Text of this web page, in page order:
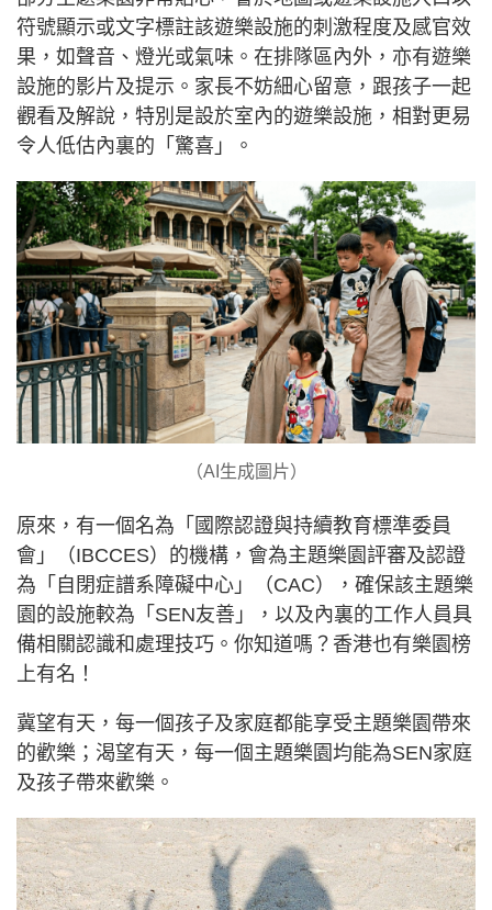
符號顯示或文字標註該遊樂設施的刺激程度及感官效
果，如聲音、燈光或氣味。在排隊區內外，亦有遊樂
設施的影片及提示。家長不妨細心留意，跟孩子一起
觀看及解說，特別是設於室內的遊樂設施，相對更易
令人低估內裏的「驚喜」。
（AI生成圖片）
原來，有一個名為「國際認證與持續教育標準委員
會」（IBCCES）的機構，會為主題樂園評審及認證
為「自閉症譜系障礙中心」（CAC），確保該主題樂
園的設施較為「SEN友善」，以及內裏的工作人員具
備相關認識和處理技巧。你知道嗎？香港也有樂園榜
上有名！
冀望有天，每一個孩子及家庭都能享受主題樂園帶來
的歡樂；渴望有天，每一個主題樂園均能為SEN家庭
及孩子帶來歡樂。